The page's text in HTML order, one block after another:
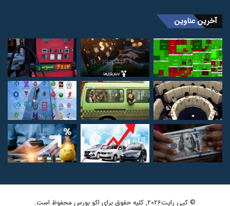
آخرین عناوین
© کپی رایت2026, کلیه حقوق برای اکو بورس محفوظ است.